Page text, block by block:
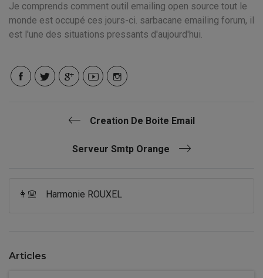
Je comprends comment outil emailing open source tout le
monde est occupé ces jours-ci. sarbacane emailing forum, il
est l'une des situations pressants d'aujourd'hui.
Creation De Boite Email
Serveur Smtp Orange
👩🏼 Harmonie ROUXEL
Articles